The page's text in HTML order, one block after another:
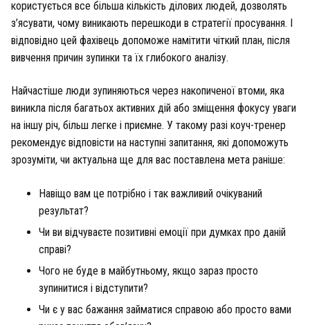
користується все більша кількість ділових людей, дозволять
з’ясувати, чому виникають перешкоди в стратегії просування. І
відповідно цей фахівець допоможе намітити чіткий план, після
вивчення причин зупинки та їх глибокого аналізу.
Найчастіше люди зупиняються через накопиченої втоми, яка
виникла після багатьох активних дій або зміщення фокусу уваги
на іншу річ, більш легке і приємне. У такому разі коуч-тренер
рекомендує відповісти на наступні запитання, які допоможуть
зрозуміти, чи актуальна ще для вас поставлена мета раніше:
Навіщо вам це потрібно і так важливий очікуваний
результат?
Чи ви відчуваєте позитивні емоції при думках про даній
справі?
Чого не буде в майбутньому, якщо зараз просто
зупинитися і відступити?
Чи є у вас бажання займатися справою або просто вами